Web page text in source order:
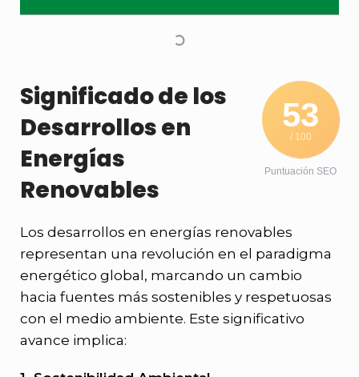
53
/ 100
Puntuación SEO
Significado de los
Desarrollos en
Energías
Renovables
Los desarrollos en energías renovables
representan una revolución en el paradigma
energético global, marcando un cambio
hacia fuentes más sostenibles y respetuosas
con el medio ambiente. Este significativo
avance implica: